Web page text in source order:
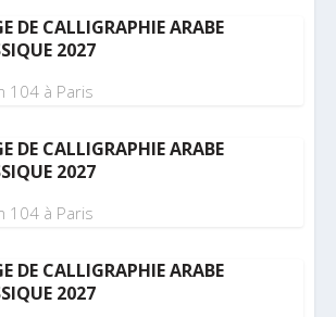
DE CALLIGRAPHIE ARABE
2027
104 à Paris
DE CALLIGRAPHIE ARABE
2027
104 à Paris
DE CALLIGRAPHIE ARABE
2027